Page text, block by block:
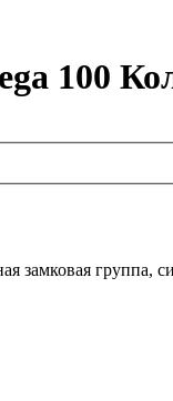
100
замковая группа,